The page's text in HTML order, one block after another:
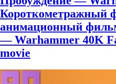
Короткометражный
анимационный
— Warhammer 40K
movie